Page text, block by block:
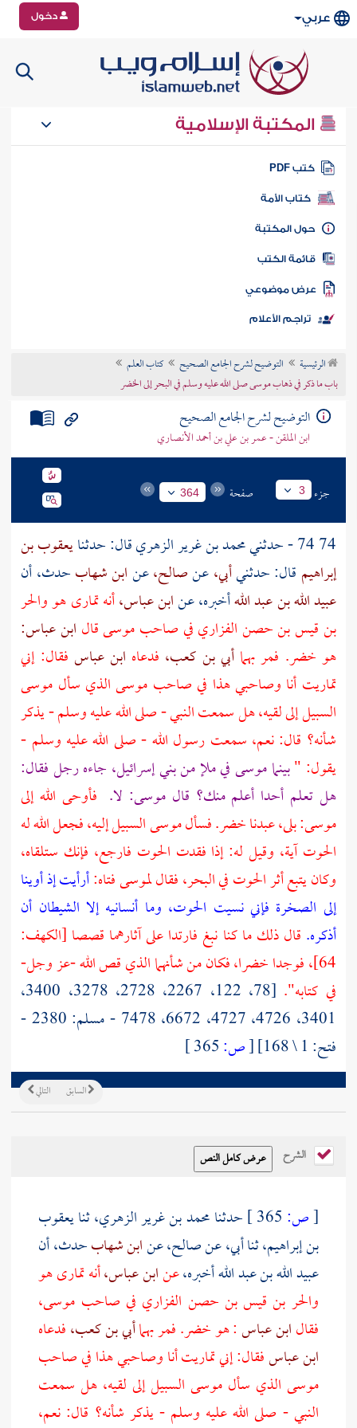
عربي دخول
المكتبة الإسلامية
كتب PDF
كتاب الأمة
المكتبة
الكتب
موضوعي
تراجم الأعلام
الرئيسية التوضيح لشرح الجامع الصحيح
كتاب العلم
باب ما ذكر في ذهاب موسى صلى الله عليه وسلم في البحر إلى الخضر
التوضيح لشرح الجامع الصحيح
ابن الملقن - عمر بن علي بن أحمد الأنصاري
جزء 3 صفحة 364
74 74 - حدثني محمد بن غرير الزهريقال: حدثنايعقوب بن
إبراهيم قال: حدثنيأبي،عنصالح،عنابن شهابحدث، أن
عبيد الله بن عبد اللهأخبره، عنابن عباس،أنه تمارى هووالحر
بن قيس بن حصن الفزاريفي صاحبموسىقال ابن عباس:
هو خضر. فمر بهماأبي بن كعب، فدعاه ابن عباس فقال: إني
تماريت أنا وصاحبي هذا في صاحب موسىالذي سأل موسى
السبيل إلى لقيه، هل سمعت النبي - صلى الله عليه وسلم - يذكر
شأنه؟ قال: نعم، سمعت رسول الله - صلى الله عليه وسلم -
يقول: "بينماموسىفي ملإ منبني إسرائيل، جاءه رجل فقال:
هل تعلم أحدا أعلم منك؟ قال موسى: لا. فأوحى الله إلى
موسى:بلى، عبدناخضر.فسألموسىالسبيل إليه، فجعل الله له
الحوت آية، وقيل له: إذا فقدت الحوت فارجع، فإنك ستلقاه،
وكان يتبع أثر الحوت في البحر، فقاللموسىفتاه:أرأيت إذ أوينا
إلى الصخرة فإني نسيت الحوت، وما أنسانيه إلا الشيطان أن
أذكره. قال ذلك ما كنا نبغ فارتدا على آثارهما قصصا [الكهف:
64]، فوجدا
خضرا،فكان من شأنهما الذي قص الله -عز وجل-
في كتابه".
[78، 122، 2267، 2728، 3278، 3400،
3401، 4726، 4727، 6672، 7478 - مسلم: 2380 -
فتح: 1 \ 168]
[ص:
التالي السابق
الشرح
[ص: حدثنامحمد بن غرير الزهري،ثنايعقوب
بن إبراهيم،ثناأبي،عنصالح،عنابن شهابحدث، أن
عبيد الله بن عبد اللهأخبره،عنابن عباس،أنه تمارى هو
والحر بن قيس بن حصن الفزاري في صاحب موسى،
فقالابن عباس: هو خضر. فمر بهماأبي بن كعب،فدعاه
ابن عباسفقال: إني تماريت أنا وصاحبي هذا في صاحب
موسى الذي سألموسى السبيل إلى لقيه، هل سمعت
النبي - صلى الله عليه وسلم - يذكر شأنه؟ قال: نعم،